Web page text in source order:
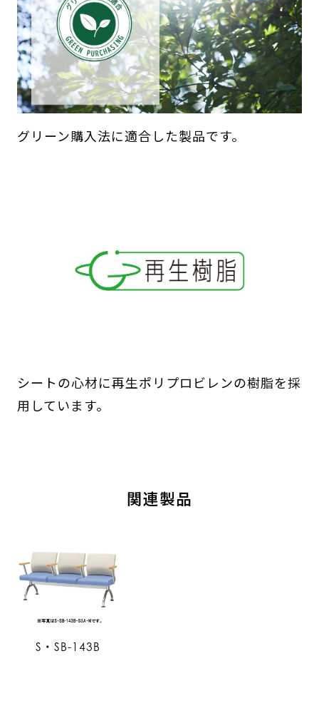
グリーン購入法に適合した製品です。
シートの心材に再生ポリプロビレンの樹脂を採
用しています。
関連製品
S・SB-143B